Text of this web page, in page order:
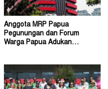
Anggota MRP Papua
Pegunungan dan Forum
Warga Papua Adukan